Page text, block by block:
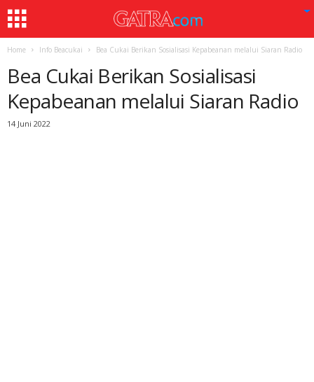
Home Info Beacukai Bea Cukai Berikan Sosialisasi Kepabeanan melalui Siaran Radio
Bea Cukai Berikan Sosialisasi
Kepabeanan melalui Siaran Radio
14 Juni 2022